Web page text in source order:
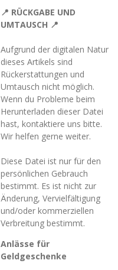
📍 RÜCKGABE UND
UMTAUSCH 📍
Aufgrund der digitalen Natur
dieses Artikels sind
Rückerstattungen und
Umtausch nicht möglich.
Wenn du Probleme beim
Herunterladen dieser Datei
hast, kontaktiere uns bitte.
Wir helfen gerne weiter.
Diese Datei ist nur für den
persönlichen Gebrauch
bestimmt. Es ist nicht zur
Änderung, Vervielfältigung
und/oder kommerziellen
Verbreitung bestimmt.
Anlässe für
Geldgeschenke